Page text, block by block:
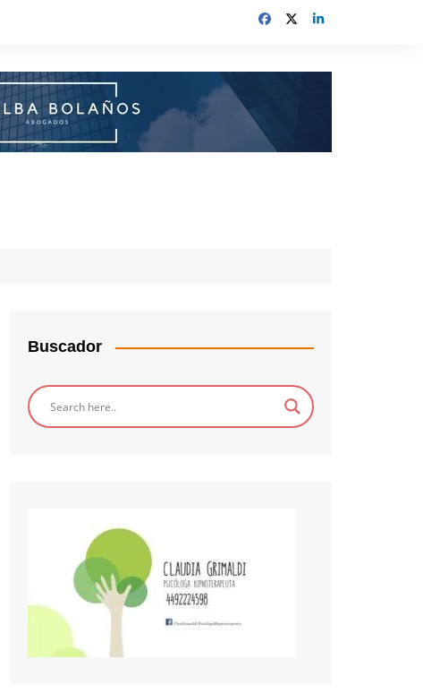
Buscador